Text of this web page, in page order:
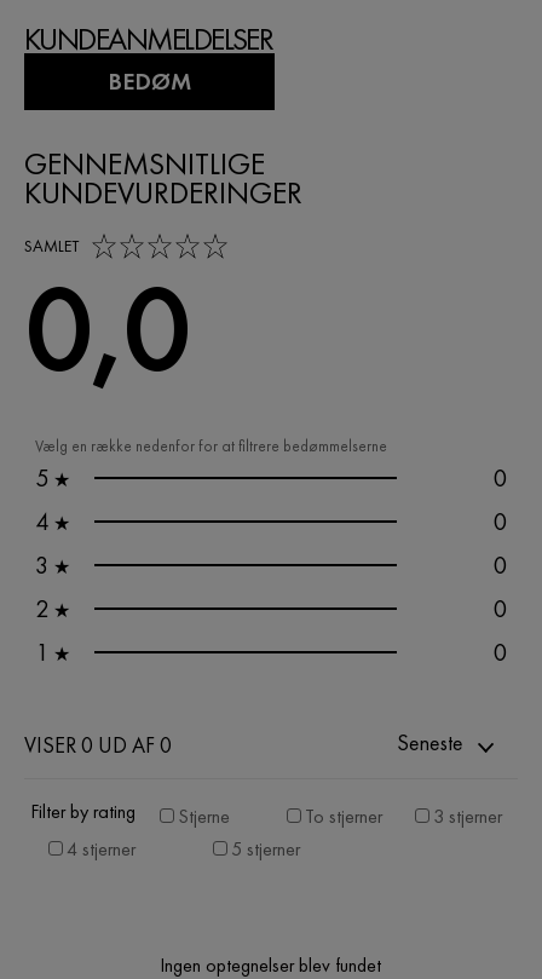
KUNDEANMELDELSER
BEDØM
Vælg en række nedenfor for at filtrere bedømmelserne
5 ★
0
4 ★
0
3 ★
0
2 ★
0
1 ★ 0
GENNEMSNITLIGE
KUNDEVURDERINGER
SAMLET
0,0 out of 5 stars
0,0
VISER 0 UD AF 0 Seneste
Filter by rating Stjerne To stjerner
3 stjerner
4 stjerner
5 stjerner
Ingen optegnelser blev fundet